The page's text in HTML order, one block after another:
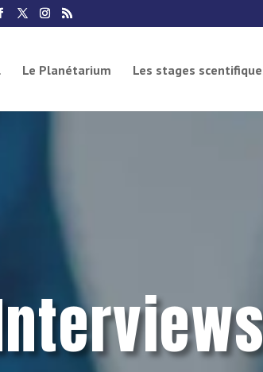
Le Planétarium Les stages